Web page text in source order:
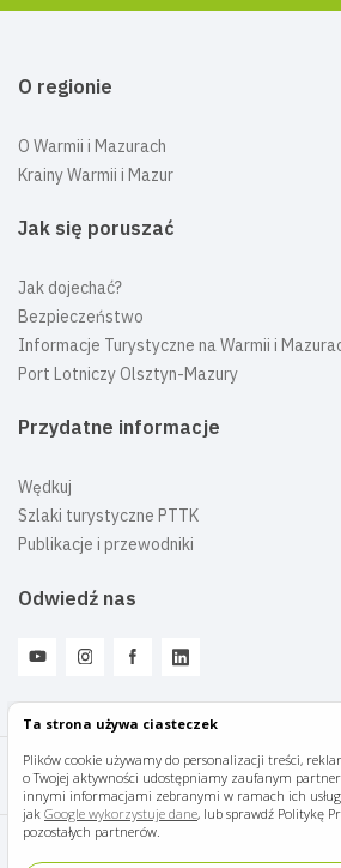
Ta strona używa ciasteczek
Plików cookie używamy do personalizacji treści,
o Twojej aktywności udostępniamy zaufanym
innymi informacjami zebranymi w ramach ich
jak Google wykorzystuje dane, lub sprawdź Politykę
pozostałych partnerów.
O regionie
O Warmii i Mazurach
Krainy Warmii i Mazur
Jak się poruszać
Jak dojechać?
Bezpieczeństwo
Informacje Turystyczne na Warmii i
Port Lotniczy Olsztyn-Mazury
Przydatne informacje
Wędkuj
Szlaki turystyczne PTTK
Publikacje i przewodniki
Odwiedź nas
Mazury Travel © 2026
Polityka prywatności